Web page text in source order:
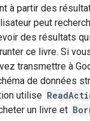
à partir des
peut
des résultats
ce livre. Si
transmettre à
de données
utilise
un livre et